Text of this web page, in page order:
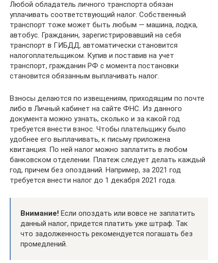
Любой обладатель личного транспорта обязан
уплачивать соответствующий налог. Собственный
транспорт тоже может быть любым — машина, лодка,
автобус. Гражданин, зарегистрировавший на себя
транспорт в ГИБДД, автоматически становится
налогоплательщиком. Купив и поставив на учет
транспорт, гражданин РФ с момента постановки
становится обязанным выплачивать налог.
Взносы делаются по извещениям, приходящим по почте
либо в Личный кабинет на сайте ФНС. Из данного
документа можно узнать, сколько и за какой год
требуется внести взнос. Чтобы плательщику было
удобнее его выплачивать, к письму приложена
квитанция. По ней налог можно заплатить в любом
банковском отделении. Платеж следует делать каждый
год, причем без опозданий. Например, за 2021 год
требуется внести налог до 1 декабря 2021 года.
Внимание! Если опоздать или вовсе не заплатить
данный налог, придется платить уже штраф. Так
что задолженность рекомендуется погашать без
промедлений.